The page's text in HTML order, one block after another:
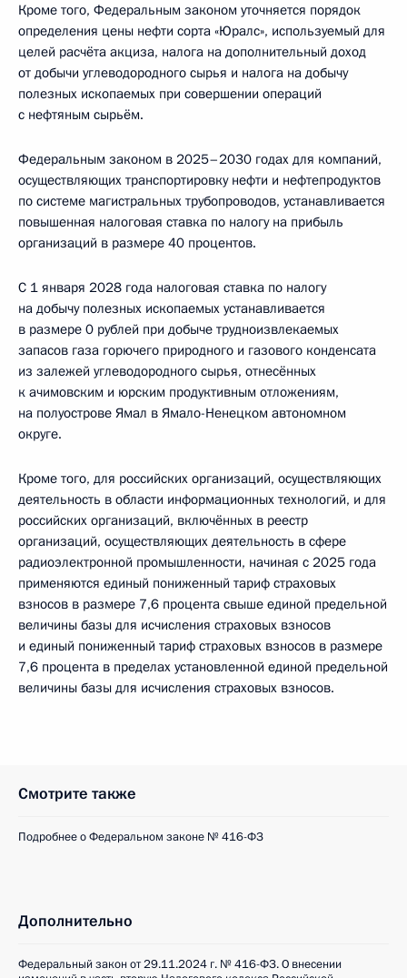
Кроме того, Федеральным законом уточняется порядок
определения цены нефти сорта «Юралс», используемый для
целей расчёта акциза, налога на дополнительный доход
от добычи углеводородного сырья и налога на добычу
полезных ископаемых при совершении операций
с нефтяным сырьём.
Федеральным законом в 2025–2030 годах для компаний,
осуществляющих транспортировку нефти и нефтепродуктов
по системе магистральных трубопроводов, устанавливается
повышенная налоговая ставка по налогу на прибыль
организаций в размере 40 процентов.
C 1 января 2028 года налоговая ставка по налогу
на добычу полезных ископаемых устанавливается
в размере 0 рублей при добыче трудноизвлекаемых
запасов газа горючего природного и газового конденсата
из залежей углеводородного сырья, отнесённых
к ачимовским и юрским продуктивным отложениям,
на полуострове Ямал в Ямало-Ненецком автономном
округе.
Кроме того, для российских организаций, осуществляющих
деятельность в области информационных технологий, и для
российских организаций, включённых в реестр
организаций, осуществляющих деятельность в сфере
радиоэлектронной промышленности, начиная с 2025 года
применяются единый пониженный тариф страховых
взносов в размере 7,6 процента свыше единой предельной
величины базы для исчисления страховых взносов
и единый пониженный тариф страховых взносов в размере
7,6 процента в пределах установленной единой предельной
величины базы для исчисления страховых взносов.
Смотрите также
Подробнее о Федеральном законе № 416-ФЗ
Дополнительно
Федеральный закон от 29.11.2024 г. № 416-ФЗ. О внесении